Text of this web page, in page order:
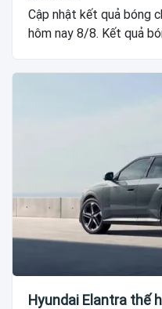
Cập nhật kết quả bóng
hôm nay 8/8. Kết quả
Hyundai Elantra thế